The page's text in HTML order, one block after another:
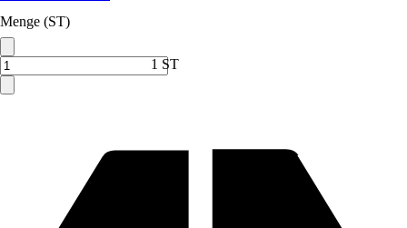
Menge (ST)
1 ST